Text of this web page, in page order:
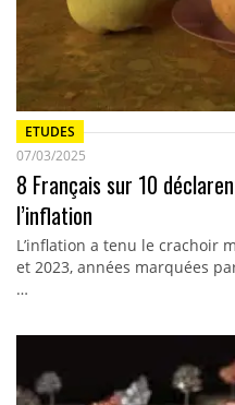
ETUDES
07/03/2025
8 Français sur 10
l’inflation
L’inflation a tenu le crachoir
et 2023, années marquées
…